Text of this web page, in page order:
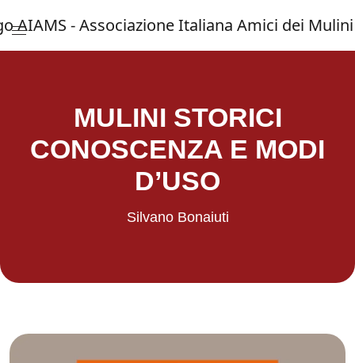
Menu principale
MULINI STORICI
CONOSCENZA E MODI
D’USO
Silvano Bonaiuti